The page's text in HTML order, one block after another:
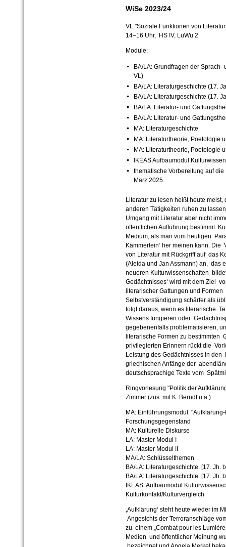
WiSe 2023/24
VL "Soziale Funktionen von
14–16 Uhr, HS IV, LuWu 2
Module:
BA/LA: Grundfragen der
VL)
BA/LA: Literaturgeschichte (17.
BA/LA: Literaturgeschichte (17.
BA/LA: Literatur- und
BA/LA: Literatur- und
MA: Literaturgeschichte
MA: Literaturtheorie, Poetologie
MA: Literaturtheorie, Poetologie
IKEAS Aufbaumodul
thematische Vorbereitung auf
März 2025
Literatur zu lesen heißt heute
anderen Tätigkeiten ruhen zu
Umgang mit Literatur aber nicht
öffentlichen Aufführung bestimmt.
Medium, als man vom heutigen
Kämmerlein‘ her meinen kann.
von Literatur mit Rückgriff auf das
(Aleida und Jan Assmann) an, das
neueren Kulturwissenschaften
Gedächtnisses‘ wird mit dem Ziel
literarischer Gattungen und
Selbstverständigung schärfer als
folgt daraus, wenn es literarische
Wissens fungieren oder
gegebenenfalls problematisieren,
literarische Formen zu bestimmten
privilegierten Erinnern rückt die
Leistung des Gedächtnisses in
griechischen Anfänge der
deutschsprachige Texte vom
Ringvorlesung "Politik der
Zimmer (zus. mit K. Berndt u.a.)
MA: Einführungsmodul:
Forschungsgegenstand
MA: Kulturelle Diskurse
LA: Master Modul I
LA: Master Modul II
MA/LA: Schlüsselthemen
BA/LA: Literaturgeschichte. [17. Jh.
BA/LA: Literaturgeschichte. [17. Jh.
IKEAS: Aufbaumodul
Kulturkontakt/Kulturvergleich
‚Aufklärung‘ steht heute wieder im
Angesichts der Terroranschläge
zu einem „Combat pour les
Medien und öffentlicher Meinung